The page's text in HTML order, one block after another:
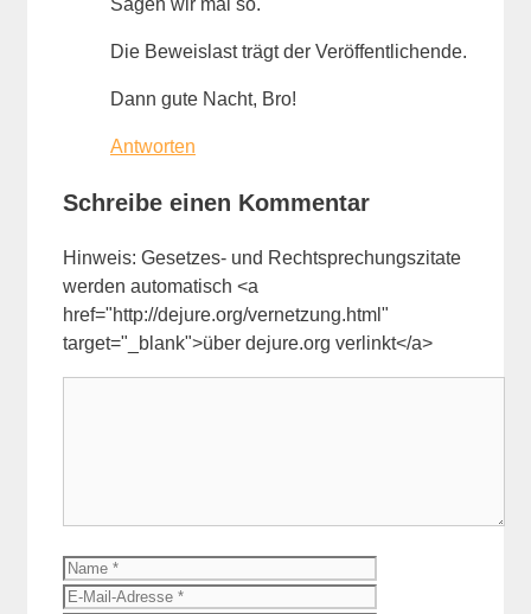
Sagen wir mal so.
Die Beweislast trägt der Veröffentlichende.
Dann gute Nacht, Bro!
Antworten
Schreibe einen Kommentar
Hinweis: Gesetzes- und Rechtsprechungszitate
werden automatisch <a
href="http://dejure.org/vernetzung.html"
target="_blank">über dejure.org verlinkt</a>
Name